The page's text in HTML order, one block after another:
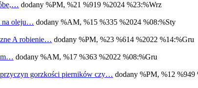
dodany %PM, %21 %919 %2024 %23:%Wrz
na oleju… dodany %AM, %15 %335 %2024 %08:%Sty
A robienie… dodany %PM, %23 %614 %2022 %14:%Gru
dodany %AM, %17 %363 %2022 %08:%Gru
przyczyn gorzkości pierników czy… dodany %PM, %12 %949